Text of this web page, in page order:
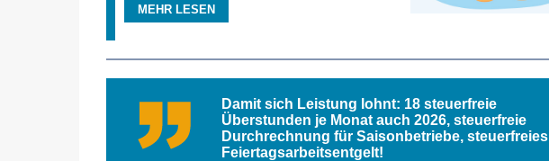
MEHR LESEN
Damit sich Leistung lohnt: 18 steuerfreie
Überstunden je Monat auch 2026, steuerfreie
Durchrechnung für Saisonbetriebe, steuerfreies
Feiertagsarbeitsentgelt!